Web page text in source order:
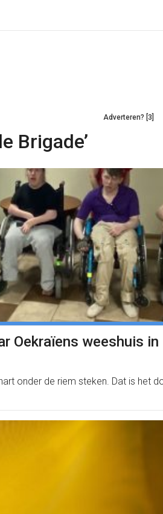
Adverteren? [3]
Brigade’
Oekraïens weeshuis in
onder de riem steken. Dat is